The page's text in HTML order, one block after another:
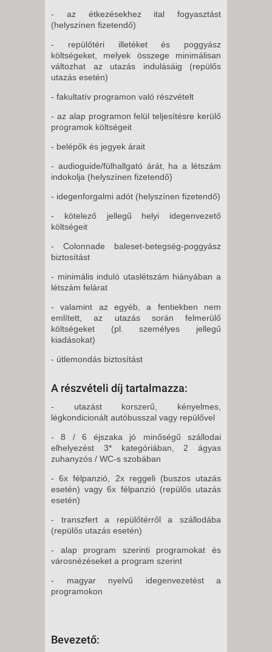
- az étkezésekhez ital fogyasztást
(helyszínen fizetendő)
- repülőtéri illetéket és poggyász
költségeket, melyek összege minimálisan
változhat az utazás indulásáig (repülős
utazás esetén)
- fakultatív programon való részvételt
- az alap programon felül teljesítésre kerülő
programok költségeit
- belépők és jegyek árait
- audioguide/fülhallgató árát, ha a létszám
indokolja (helyszínen fizetendő)
- idegenforgalmi adót (helyszínen fizetendő)
- kötelező jellegű helyi idegenvezető
költségeit
- Colonnade baleset-betegség-poggyász
biztosítást
- minimális induló utaslétszám hiányában a
létszám felárat
- valamint az egyéb, a fentiekben nem
említett, az utazás során felmerülő
költségeket (pl. személyes jellegű
kiadásokat)
- útlemondás biztosítást
A részvételi díj tartalmazza:
- utazást korszerű, kényelmes,
légkondicionált autóbusszal vagy repülővel
- 8 / 6 éjszaka jó minőségű szállodai
elhelyezést 3* kategóriában, 2 ágyas
zuhanyzós / WC-s szobában
- 6x félpanzió, 2x reggeli (buszos utazás
esetén) vagy 6x félpanzió (repülős utazás
esetén)
- transzfert a repülőtérről a szállodába
(repülős utazás esetén)
- alap program szerinti programokat és
városnézéseket a program szerint
- magyar nyelvű idegenvezetést a
programokon
Bevezető: